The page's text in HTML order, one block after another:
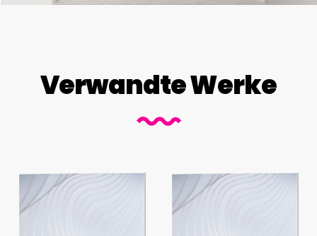
Verwandte Werke